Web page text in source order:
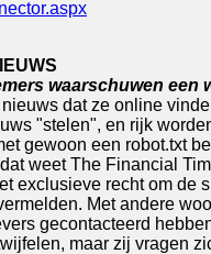
waarschuwen
dat ze online
"stelen", en rijk
gewoon een robot.txt
weet The Financial
exclusieve recht om
Met andere
gecontacteerd
maar zij vragen